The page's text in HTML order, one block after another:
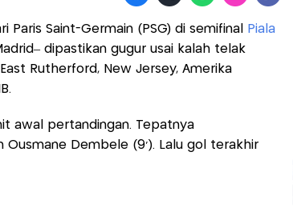
Paris Saint-Germain (PSG) di semifinal
Piala
dipastikan gugur usai kalah telak
Rutherford, New Jersey, Amerika
awal pertandingan. Tepatnya
Ousmane Dembele (9’). Lalu gol terakhir